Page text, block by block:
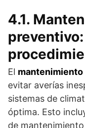
4.1.
El
evitar averías
sistemas de
óptima. Esto
de